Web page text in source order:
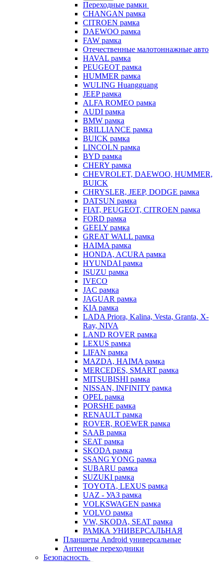
Переходные рамки
CHANGAN рамка
CITROEN рамка
DAEWOO рамка
FAW рамка
Отечественные малотоннажные авто
HAVAL рамка
PEUGEOT рамка
HUMMER рамка
WULING Huangguang
JEEP рамка
ALFA ROMEO рамка
AUDI рамка
BMW рамка
BRILLIANCE рамка
BUICK рамка
LINCOLN рамка
BYD рамка
CHERY рамка
CHEVROLET, DAEWOO, HUMMER,
BUICK
CHRYSLER, JEEP, DODGE рамка
DATSUN рамка
FIAT, PEUGEOT, CITROEN рамка
FORD рамка
GEELY рамка
GREAT WALL рамка
HAIMA рамка
HONDA, ACURA рамка
HYUNDAI рамка
ISUZU рамка
IVECO
JAC рамка
JAGUAR рамка
KIA рамка
LADA Priora, Kalina, Vesta, Granta, X-
Ray, NIVA
LAND ROVER рамка
LEXUS рамка
LIFAN рамка
MAZDA, HAIMA рамка
MERCEDES, SMART рамка
MITSUBISHI рамка
NISSAN, INFINITY рамка
OPEL рамка
PORSHE рамка
RENAULT рамка
ROVER, ROEWER рамка
SAAB рамка
SEAT рамка
SKODA рамка
SSANG YONG рамка
SUBARU рамка
SUZUKI рамка
TOYOTA, LEXUS рамка
UAZ - УАЗ рамка
VOLKSWAGEN рамка
VOLVO рамка
VW, SKODA, SEAT рамка
РАМКА УНИВЕРСАЛЬНАЯ
Планшеты Android универсальные
Антенные переходники
Безопасность